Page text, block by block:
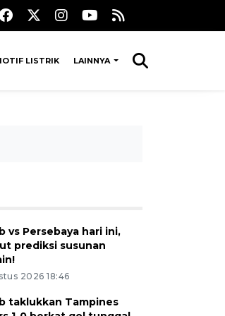
LISTRIK LAINNYA
vs Persebaya hari ini,
prediksi susunan
2026 18:46
taklukkan Tampines